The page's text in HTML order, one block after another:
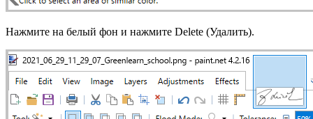
Нажмите на белый фон и нажмите Delete (Удалить).